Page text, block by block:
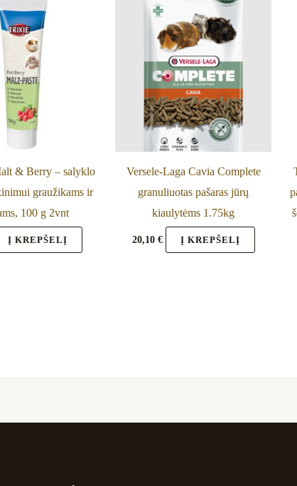
& Berry – salyklo
graužikams ir
100 g 2vnt
Į KREPŠELĮ
Versele-Laga Cavia Complete
granuliuotas pašaras jūrų
kiaulytėms 1.75kg
20,10 € Į KREPŠELĮ